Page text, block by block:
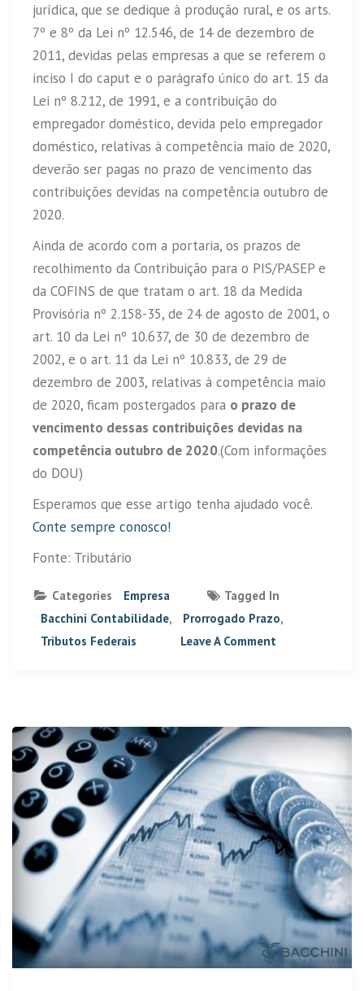
jurídica, que se dedique à produção rural, e os arts.
7º e 8º da Lei nº 12.546, de 14 de dezembro de
2011, devidas pelas empresas a que se referem o
inciso I do caput e o parágrafo único do art. 15 da
Lei nº 8.212, de 1991, e a contribuição do
empregador doméstico, devida pelo empregador
doméstico, relativas à competência maio de 2020,
deverão ser pagas no prazo de vencimento das
contribuições devidas na competência outubro de
2020.
Ainda de acordo com a portaria, os prazos de
recolhimento da Contribuição para o PIS/PASEP e
da COFINS de que tratam o art. 18 da Medida
Provisória nº 2.158-35, de 24 de agosto de 2001, o
art. 10 da Lei nº 10.637, de 30 de dezembro de
2002, e o art. 11 da Lei nº 10.833, de 29 de
dezembro de 2003, relativas à competência maio
de 2020, ficam postergados para o prazo de
vencimento dessas contribuições devidas na
competência outubro de 2020.(Com informações
do DOU)
Esperamos que esse artigo tenha ajudado você.
Conte sempre conosco!
Fonte: Tributário
Categories Empresa
Tagged In
Bacchini Contabilidade, Prorrogado Prazo,
Tributos Federais
Leave A Comment